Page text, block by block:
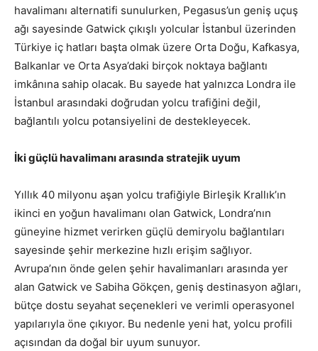
havalimanı alternatifi sunulurken, Pegasus’un geniş uçuş
ağı sayesinde Gatwick çıkışlı yolcular İstanbul üzerinden
Türkiye iç hatları başta olmak üzere Orta Doğu, Kafkasya,
Balkanlar ve Orta Asya’daki birçok noktaya bağlantı
imkânına sahip olacak. Bu sayede hat yalnızca Londra ile
İstanbul arasındaki doğrudan yolcu trafiğini değil,
bağlantılı yolcu potansiyelini de destekleyecek.
İki güçlü havalimanı arasında stratejik uyum
Yıllık 40 milyonu aşan yolcu trafiğiyle Birleşik Krallık’ın
ikinci en yoğun havalimanı olan Gatwick, Londra’nın
güneyine hizmet verirken güçlü demiryolu bağlantıları
sayesinde şehir merkezine hızlı erişim sağlıyor.
Avrupa’nın önde gelen şehir havalimanları arasında yer
alan Gatwick ve Sabiha Gökçen, geniş destinasyon ağları,
bütçe dostu seyahat seçenekleri ve verimli operasyonel
yapılarıyla öne çıkıyor. Bu nedenle yeni hat, yolcu profili
açısından da doğal bir uyum sunuyor.